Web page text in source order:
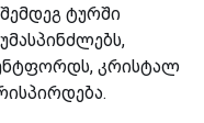
ტურში
კრისტალ